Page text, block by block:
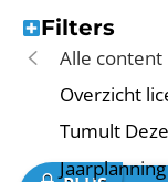
Filters
Alle content
Overzicht
Tumult